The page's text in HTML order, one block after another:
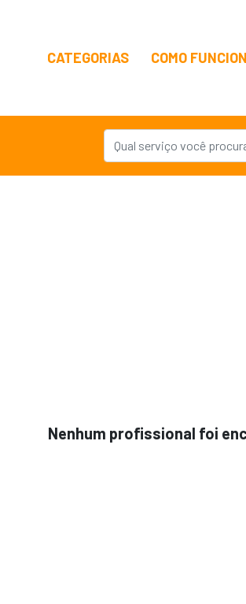
CATEGORIAS COMO
Nenhum profissional foi